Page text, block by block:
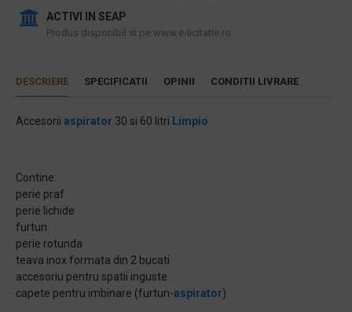
ACTIVI IN SEAP
Produs disponibil si pe www.e-licitatie.ro
DESCRIERE SPECIFICATII OPINII CONDITII LIVRARE
Accesorii aspirator 30 si 60 litri Limpio
Contine:
perie praf
perie lichide
furtun
perie rotunda
teava inox formata din 2 bucati
accesoriu pentru spatii inguste
capete pentru imbinare (furtun-aspirator)